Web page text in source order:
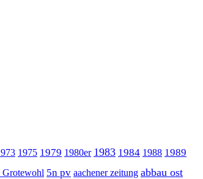
1975 1979 1980er 1983 1984 1988 1989
Grotewohl 5n pv aachener zeitung abbau ost